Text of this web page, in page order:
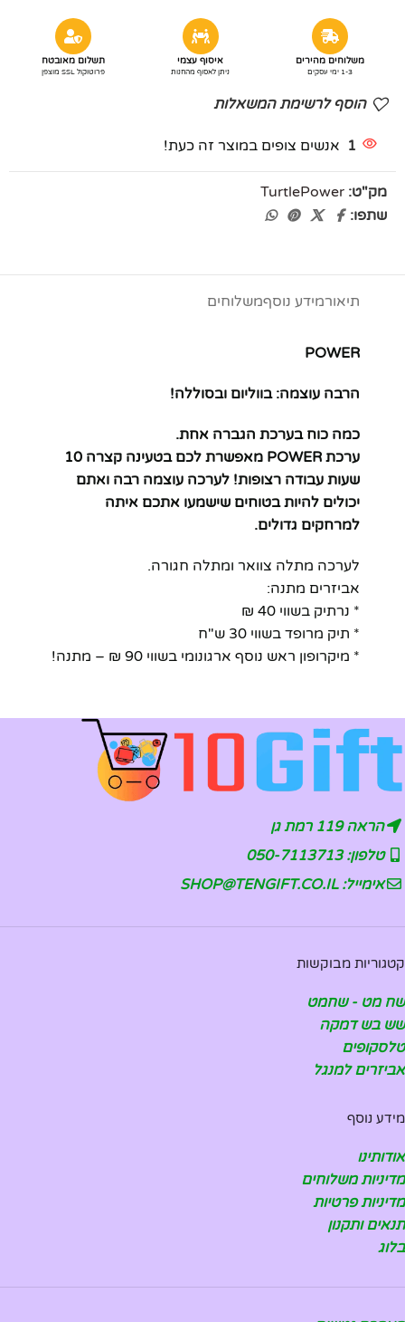
משלוחים מהירים
1-3 ימי עסקים
איסוף עצמי
ניתן לאסוף מהחנות
תשלום מאובטח
פרוטוקול SSL מוצפן
הוסף לרשימת המשאלות
1 אנשים צופים במוצר זה כעת!
מק"ט: TurtlePower
שתפו:
תיאורמידע נוסףמשלוחים
POWER
הרבה עוצמה: בווליום ובסוללה!
כמה כוח בערכת הגברה אחת.
ערכת POWER מאפשרת לכם בטעינה קצרה 10
שעות עבודה רצופות! לערכה עוצמה רבה ואתם
יכולים להיות בטוחים שישמעו אתכם איתה
למרחקים גדולים.
לערכה מתלה צוואר ומתלה חגורה.
אביזרים מתנה:
* נרתיק בשווי 40 ₪
* תיק מרופד בשווי 30 ש"ח
* מיקרופון ראש נוסף ארגונומי בשווי 90 ₪ – מתנה!
הראה 119 רמת גן
טלפון: 050-7113713
אימייל: SHOP@TENGIFT.CO.IL
קטגוריות מבוקשות
שח מט - שחמט
שש בש דמקה
טלסקופים
אביזרים למנגל
מידע נוסף
אודותינו
מדיניות משלוחים
מדיניות פרטיות
תנאים ותקנון
בלוג